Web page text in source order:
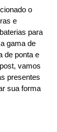
o
e
para
gama de
de ponta e
vamos
presentes
sua forma